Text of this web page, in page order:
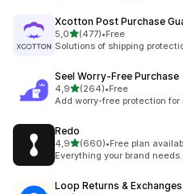
Xcotton Post Purchase
5,0av 5 stjerner
(477)
Totalt 477 omtaler
•Free
Solutions of shipping
Seel Worry‑Free Purchase
4,9av 5 stjerner
(264)
Totalt 264 omtaler
•Free
Add worry-free protection for
Redo
4,9av 5 stjerner
(660)
Totalt 660 omtaler
•Free plan
Everything your brand
Loop Returns & Exchanges